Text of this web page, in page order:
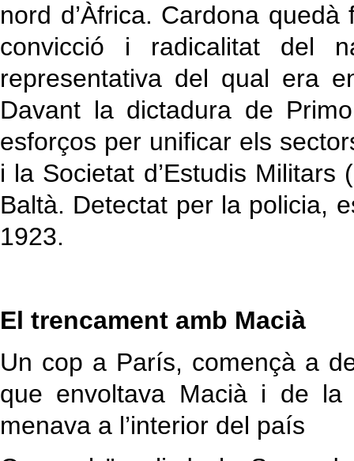
nord d’Àfrica. Cardona
convicció i radicalitat del
representativa del qual era
Davant la dictadura de
esforços per unificar els
i la Societat d’Estudis
Baltà. Detectat per la policia,
1923.
El trencament amb Macià
Un cop a París, començà a
que envoltava Macià i de la
menava a l’interior del país